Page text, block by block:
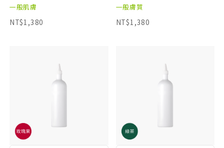
一般肌膚
NT$1,380
一般膚質
NT$1,380